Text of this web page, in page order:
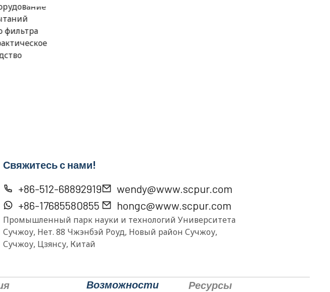
фильтра
Свяжитесь с нами!
+86-512-68892919
+86-17685580855
wendy@www.scpur.com
hongc@www.scpur.com
Промышленный парк науки и технологий Университета
Сучжоу, Нет. 88 Чжэнбэй Роуд, Новый район Сучжоу,
Сучжоу, Цзянсу, Китай
Возможности Ресурсы